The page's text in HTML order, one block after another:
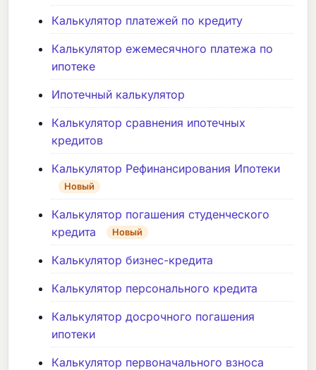
Калькулятор платежей по кредиту
Калькулятор ежемесячного платежа по
ипотеке
Ипотечный калькулятор
Калькулятор сравнения ипотечных
кредитов
Калькулятор Рефинансирования Ипотеки
Новый
Калькулятор погашения студенческого
кредита
Новый
Калькулятор бизнес-кредита
Калькулятор персонального кредита
Калькулятор досрочного погашения
ипотеки
Калькулятор первоначального взноса